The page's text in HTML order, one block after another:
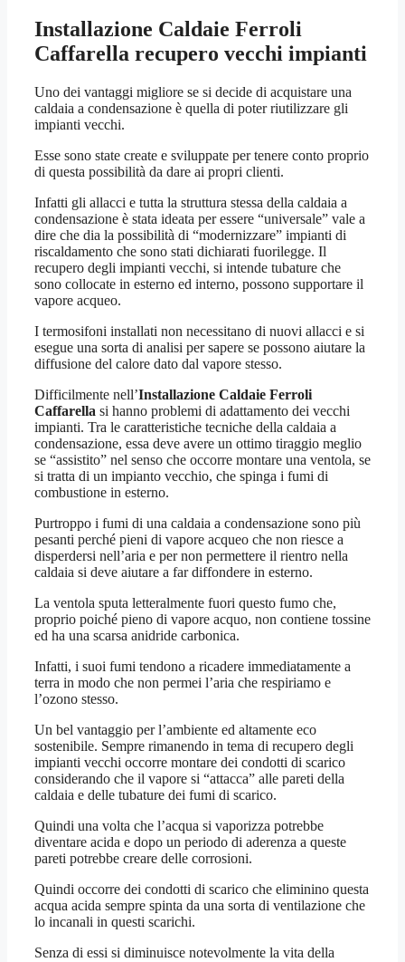
Installazione Caldaie Ferroli
Caffarella recupero vecchi impianti
Uno dei vantaggi migliore se si decide di acquistare una
caldaia a condensazione è quella di poter riutilizzare gli
impianti vecchi.
Esse sono state create e sviluppate per tenere conto proprio
di questa possibilità da dare ai propri clienti.
Infatti gli allacci e tutta la struttura stessa della caldaia a
condensazione è stata ideata per essere “universale” vale a
dire che dia la possibilità di “modernizzare” impianti di
riscaldamento che sono stati dichiarati fuorilegge. Il
recupero degli impianti vecchi, si intende tubature che
sono collocate in esterno ed interno, possono supportare il
vapore acqueo.
I termosifoni installati non necessitano di nuovi allacci e si
esegue una sorta di analisi per sapere se possono aiutare la
diffusione del calore dato dal vapore stesso.
Difficilmente nell’Installazione Caldaie Ferroli
Caffarella si hanno problemi di adattamento dei vecchi
impianti. Tra le caratteristiche tecniche della caldaia a
condensazione, essa deve avere un ottimo tiraggio meglio
se “assistito” nel senso che occorre montare una ventola, se
si tratta di un impianto vecchio, che spinga i fumi di
combustione in esterno.
Purtroppo i fumi di una caldaia a condensazione sono più
pesanti perché pieni di vapore acqueo che non riesce a
disperdersi nell’aria e per non permettere il rientro nella
caldaia si deve aiutare a far diffondere in esterno.
La ventola sputa letteralmente fuori questo fumo che,
proprio poiché pieno di vapore acquo, non contiene tossine
ed ha una scarsa anidride carbonica.
Infatti, i suoi fumi tendono a ricadere immediatamente a
terra in modo che non permei l’aria che respiriamo e
l’ozono stesso.
Un bel vantaggio per l’ambiente ed altamente eco
sostenibile. Sempre rimanendo in tema di recupero degli
impianti vecchi occorre montare dei condotti di scarico
considerando che il vapore si “attacca” alle pareti della
caldaia e delle tubature dei fumi di scarico.
Quindi una volta che l’acqua si vaporizza potrebbe
diventare acida e dopo un periodo di aderenza a queste
pareti potrebbe creare delle corrosioni.
Quindi occorre dei condotti di scarico che eliminino questa
acqua acida sempre spinta da una sorta di ventilazione che
lo incanali in questi scarichi.
Senza di essi si diminuisce notevolmente la vita della